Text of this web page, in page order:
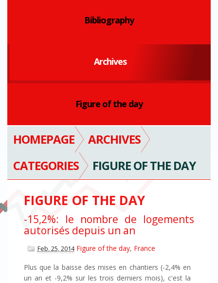
Bibliography
Archives
Figure of the day
HOMEPAGE
ARCHIVES
CATEGORIES
FIGURE OF THE DAY
FIGURE OF THE DAY
-15,2%: le nombre de logements
autorisés depuis un an
Feb. 25, 2014 Figure of the day, France
Plus que la baisse des mises en chantiers (-2,4% en
un an et -9,2% sur les trois derniers mois), c'est la